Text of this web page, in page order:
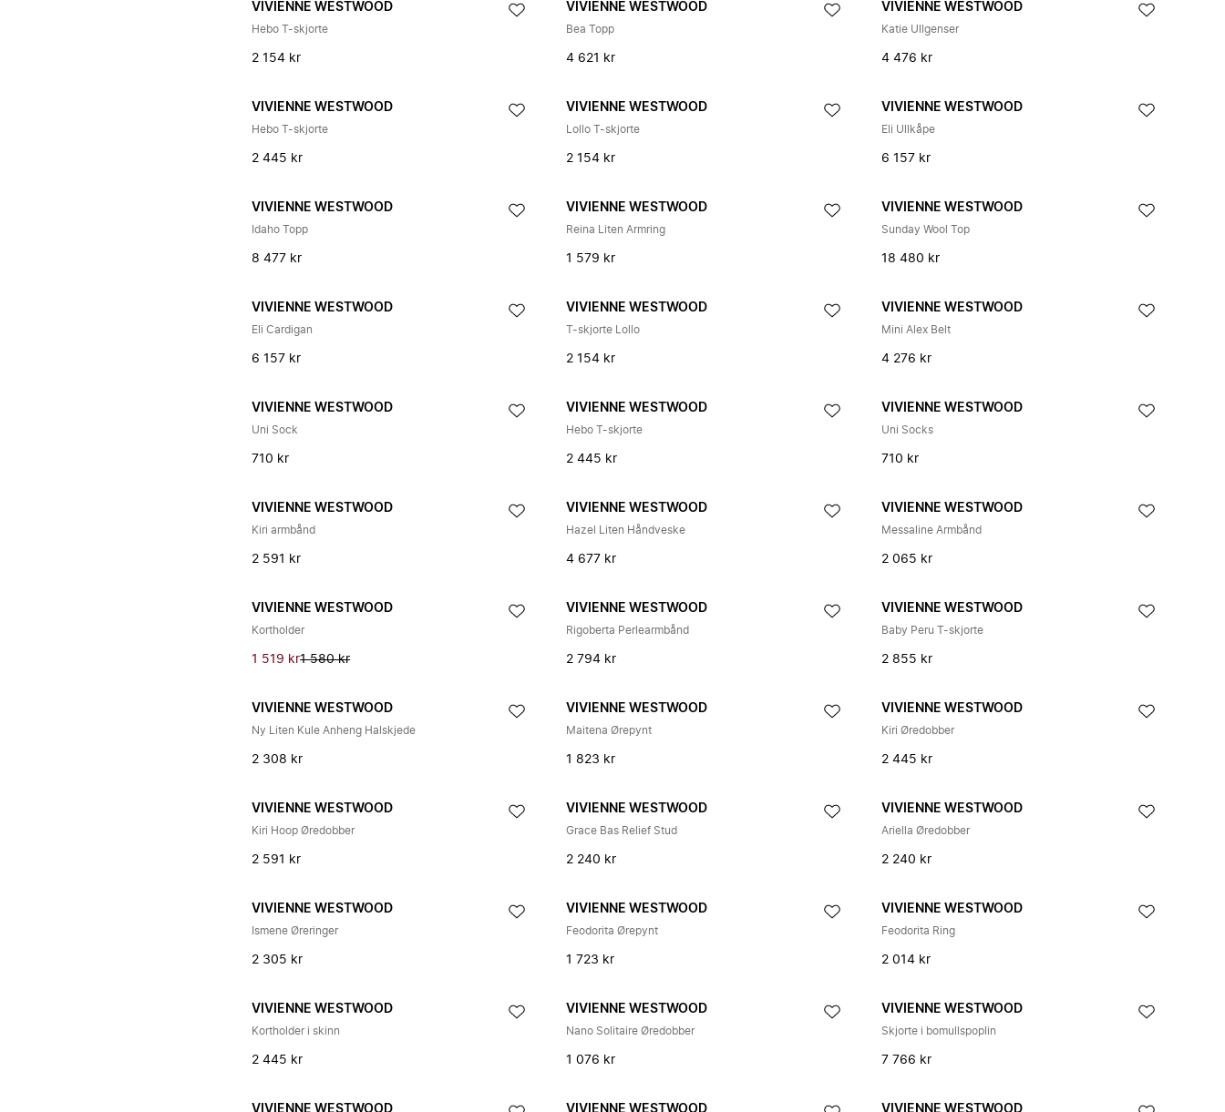
VIVIENNE WESTWOOD
Hebo T-skjorte
2 154 kr
VIVIENNE WESTWOOD
Bea Topp
4 621 kr
VIVIENNE WESTWOOD
Katie Ullgenser
4 476 kr
VIVIENNE WESTWOOD
Hebo T-skjorte
2 445 kr
VIVIENNE WESTWOOD
Lollo T-skjorte
2 154 kr
VIVIENNE WESTWOOD
Eli Ullkåpe
6 157 kr
VIVIENNE WESTWOOD
Idaho Topp
8 477 kr
VIVIENNE WESTWOOD
Reina Liten Armring
1 579 kr
VIVIENNE WESTWOOD
Sunday Wool Top
18 480 kr
VIVIENNE WESTWOOD
Eli Cardigan
6 157 kr
VIVIENNE WESTWOOD
T-skjorte Lollo
2 154 kr
VIVIENNE WESTWOOD
Mini Alex Belt
4 276 kr
VIVIENNE WESTWOOD
Uni Sock
710 kr
VIVIENNE WESTWOOD
Hebo T-skjorte
2 445 kr
VIVIENNE WESTWOOD
Uni Socks
710 kr
VIVIENNE WESTWOOD
Kiri armbånd
2 591 kr
VIVIENNE WESTWOOD
Hazel Liten Håndveske
4 677 kr
VIVIENNE WESTWOOD
Messaline Armbånd
2 065 kr
VIVIENNE WESTWOOD
Kortholder
1 519 kr1 580 kr
VIVIENNE WESTWOOD
Rigoberta Perlearmbånd
2 794 kr
VIVIENNE WESTWOOD
Baby Peru T-skjorte
2 855 kr
VIVIENNE WESTWOOD
Ny Liten Kule Anheng Halskjede
2 308 kr
VIVIENNE WESTWOOD
Maitena Ørepynt
1 823 kr
VIVIENNE WESTWOOD
Kiri Øredobber
2 445 kr
VIVIENNE WESTWOOD
Kiri Hoop Øredobber
2 591 kr
VIVIENNE WESTWOOD
Grace Bas Relief Stud
2 240 kr
VIVIENNE WESTWOOD
Ariella Øredobber
2 240 kr
VIVIENNE WESTWOOD
Ismene Øreringer
2 305 kr
VIVIENNE WESTWOOD
Feodorita Ørepynt
1 723 kr
VIVIENNE WESTWOOD
Feodorita Ring
2 014 kr
VIVIENNE WESTWOOD
Kortholder i skinn
2 445 kr
VIVIENNE WESTWOOD
Nano Solitaire Øredobber
1 076 kr
VIVIENNE WESTWOOD
Skjorte i bomullspoplin
7 766 kr
VIVIENNE WESTWOOD VIVIENNE WESTWOOD VIVIENNE WESTWOOD